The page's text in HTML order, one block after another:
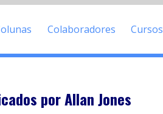
Colaboradores Cursos
por Allan Jones